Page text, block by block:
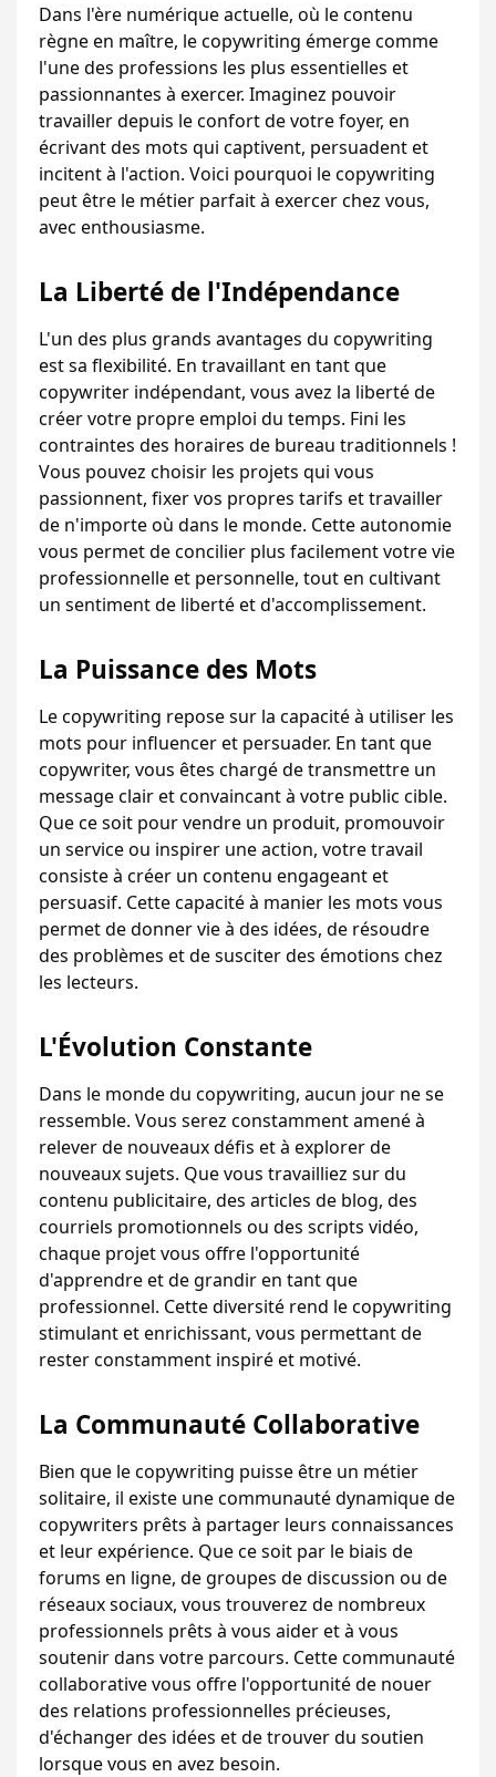
Dans l'ère numérique actuelle, où le contenu
règne en maître, le copywriting émerge comme
l'une des professions les plus essentielles et
passionnantes à exercer. Imaginez pouvoir
travailler depuis le confort de votre foyer, en
écrivant des mots qui captivent, persuadent et
incitent à l'action. Voici pourquoi le copywriting
peut être le métier parfait à exercer chez vous,
avec enthousiasme.
La Liberté de l'Indépendance
L'un des plus grands avantages du copywriting
est sa flexibilité. En travaillant en tant que
copywriter indépendant, vous avez la liberté de
créer votre propre emploi du temps. Fini les
contraintes des horaires de bureau traditionnels !
Vous pouvez choisir les projets qui vous
passionnent, fixer vos propres tarifs et travailler
de n'importe où dans le monde. Cette autonomie
vous permet de concilier plus facilement votre vie
professionnelle et personnelle, tout en cultivant
un sentiment de liberté et d'accomplissement.
La Puissance des Mots
Le copywriting repose sur la capacité à utiliser les
mots pour influencer et persuader. En tant que
copywriter, vous êtes chargé de transmettre un
message clair et convaincant à votre public cible.
Que ce soit pour vendre un produit, promouvoir
un service ou inspirer une action, votre travail
consiste à créer un contenu engageant et
persuasif. Cette capacité à manier les mots vous
permet de donner vie à des idées, de résoudre
des problèmes et de susciter des émotions chez
les lecteurs.
L'Évolution Constante
Dans le monde du copywriting, aucun jour ne se
ressemble. Vous serez constamment amené à
relever de nouveaux défis et à explorer de
nouveaux sujets. Que vous travailliez sur du
contenu publicitaire, des articles de blog, des
courriels promotionnels ou des scripts vidéo,
chaque projet vous offre l'opportunité
d'apprendre et de grandir en tant que
professionnel. Cette diversité rend le copywriting
stimulant et enrichissant, vous permettant de
rester constamment inspiré et motivé.
La Communauté Collaborative
Bien que le copywriting puisse être un métier
solitaire, il existe une communauté dynamique de
copywriters prêts à partager leurs connaissances
et leur expérience. Que ce soit par le biais de
forums en ligne, de groupes de discussion ou de
réseaux sociaux, vous trouverez de nombreux
professionnels prêts à vous aider et à vous
soutenir dans votre parcours. Cette communauté
collaborative vous offre l'opportunité de nouer
des relations professionnelles précieuses,
d'échanger des idées et de trouver du soutien
lorsque vous en avez besoin.